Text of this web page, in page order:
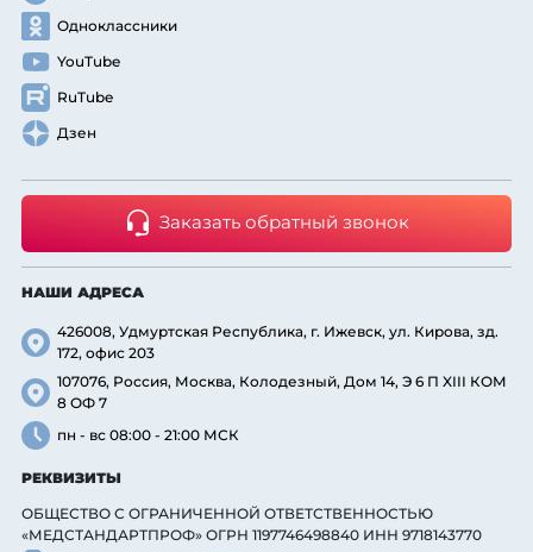
Одноклассники
YouTube
RuTube
Дзен
Заказать обратный звонок
НАШИ АДРЕСА
426008, Удмуртская Республика, г. Ижевск, ул. Кирова, зд.
172, офис 203
107076, Россия, Москва, Колодезный, Дом 14, Э 6 П XIII КОМ
8 ОФ 7
пн - вс 08:00 - 21:00 МСК
РЕКВИЗИТЫ
ОБЩЕСТВО С ОГРАНИЧЕННОЙ ОТВЕТСТВЕННОСТЬЮ
«МЕДСТАНДАРТПРОФ» ОГРН 1197746498840 ИНН 9718143770